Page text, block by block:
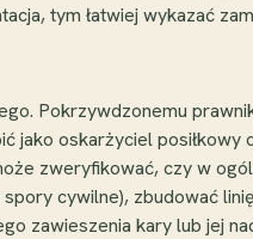
tym łatwiej wykazać
Pokrzywdzonemu
jako oskarżyciel posiłkowy
zweryfikować, czy w
cywilne), zbudować
zawieszenia kary lub jej